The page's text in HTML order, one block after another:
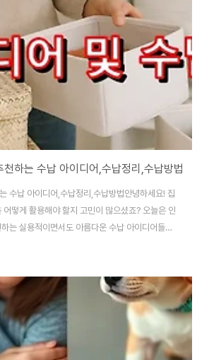
하는 수납 아이디어,수납정리,수납방법
수납 아이디어,수납정리,수납방법안녕하세요! 집
떻게 활용해야 할지 고민이 많으셨죠? 오늘은 인
는 실용적이면서도 아름다운 수납 아이디어들을
저분한 공간은 스트레스를 유발하고, 물건을 찾
다.이 글을 통해 여러분의 집을 더욱 깔끔하고 효
있는 다양한 팁과 전문가의 노하우를 얻어가시길
수납 고민을 해결해 줄 인테리어 전문가의 비밀
이디어가 중요할까요?집은 단순히 잠을 자는 공
이 공존하..